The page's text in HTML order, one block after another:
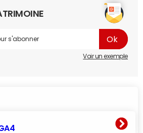
Voir un exemple